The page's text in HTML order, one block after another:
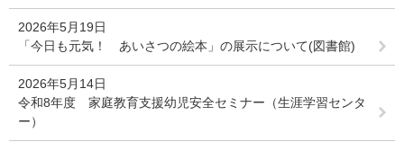
2026年5月19日
「今日も元気！ あいさつの絵本」の展示について(図書館)
2026年5月14日
令和8年度 家庭教育支援幼児安全セミナー（生涯学習センタ
ー）